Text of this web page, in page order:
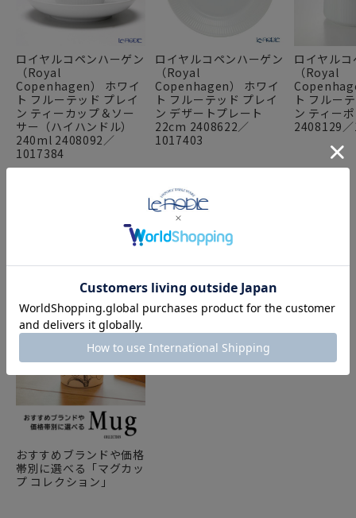
ロイヤルコペンハーゲン
（Royal
Copenhagen） ホワイ
ト フルーテッド プレイ
ン ティーカップ＆ソー
サー（ハイハンドル）
240ml 2408092／
1017384
ロイヤルコペンハーゲン
（Royal
Copenhagen） ホワイ
ト フルーテッド プレイ
ン デザートプレート
22cm 2408622／
1017403
ロイヤル
（Royal
ト フルー
ン ティー
2408129
FEATURE
特集
おすすめブランドや価格
帯別に選べる「マグカッ
プ コレクション」